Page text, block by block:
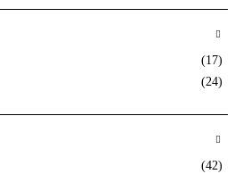
(17)
(24)
(42)